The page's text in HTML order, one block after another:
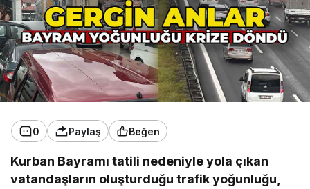
0 Paylaş Beğen
Kurban Bayramı tatili nedeniyle yola çıkan
vatandaşların oluşturduğu trafik yoğunluğu,